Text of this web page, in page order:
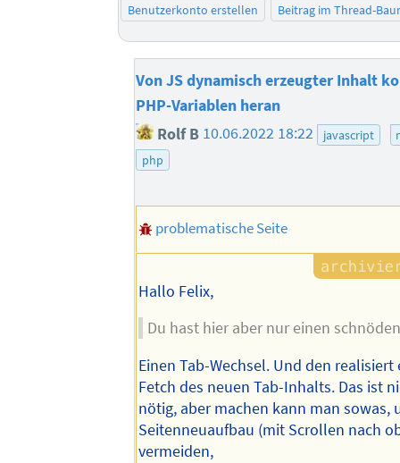
Benutzerkonto erstellen
Beitrag im Thread-
Von JS dynamisch erzeugter Inhalt
PHP-Variablen heran
Rolf B 10.06.2022 18:22 javascript
php
problematische Seite
Hallo Felix,
Du hast hier aber nur einen
Einen Tab-Wechsel. Und den
Fetch des neuen Tab-Inhalts. Das ist
nötig, aber machen kann man sowas,
Seitenneuaufbau (mit Scrollen nach
vermeiden,